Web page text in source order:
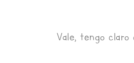
Vale, tengo